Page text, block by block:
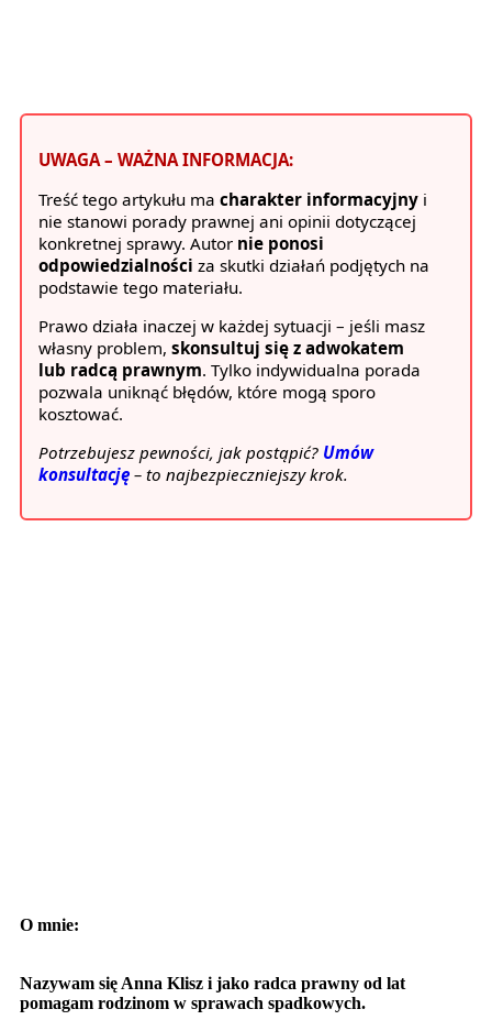
O mnie:
Nazywam się Anna Klisz i jako radca prawny od lat
pomagam rodzinom w sprawach spadkowych.
UWAGA – WAŻNA INFORMACJA:
Treść tego artykułu ma charakter informacyjny i
nie stanowi porady prawnej ani opinii dotyczącej
konkretnej sprawy. Autor nie ponosi
odpowiedzialności za skutki działań podjętych na
podstawie tego materiału.
Prawo działa inaczej w każdej sytuacji – jeśli masz
własny problem, skonsultuj się z adwokatem
lub radcą prawnym. Tylko indywidualna porada
pozwala uniknąć błędów, które mogą sporo
kosztować.
Potrzebujesz pewności, jak postąpić? Umów
konsultację – to najbezpieczniejszy krok.